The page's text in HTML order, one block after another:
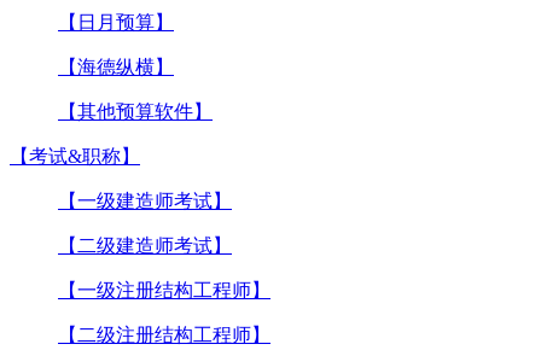
【日月预算】
【海德纵横】
【其他预算软件】
【考试&职称】
【一级建造师考试】
【二级建造师考试】
【一级注册结构工程师】
【二级注册结构工程师】